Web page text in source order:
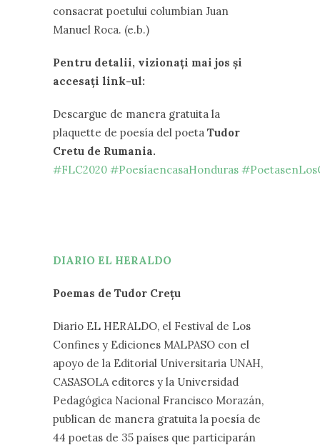
consacrat poetului columbian Juan
Manuel Roca. (e.b.)
Pentru detalii, vizionați mai jos și
accesați link-ul:
Descargue de manera gratuita la
plaquette de poesía del poeta Tudor
Cretu de Rumania.
#FLC2020 #PoesíaencasaHonduras
DIARIO EL HERALDO
Poemas de Tudor Crețu
Diario EL HERALDO, el Festival de Los
Confines y Ediciones MALPASO con el
apoyo de la Editorial Universitaria UNAH,
CASASOLA editores y la Universidad
Pedagógica Nacional Francisco Morazán,
publican de manera gratuita la poesía de
44 poetas de 35 países que participarán